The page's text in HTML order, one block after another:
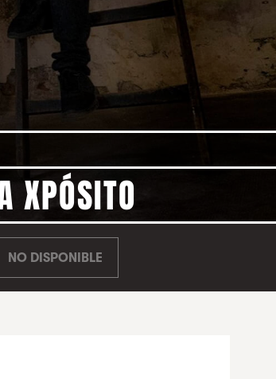
XPÓSITO
NO DISPONIBLE